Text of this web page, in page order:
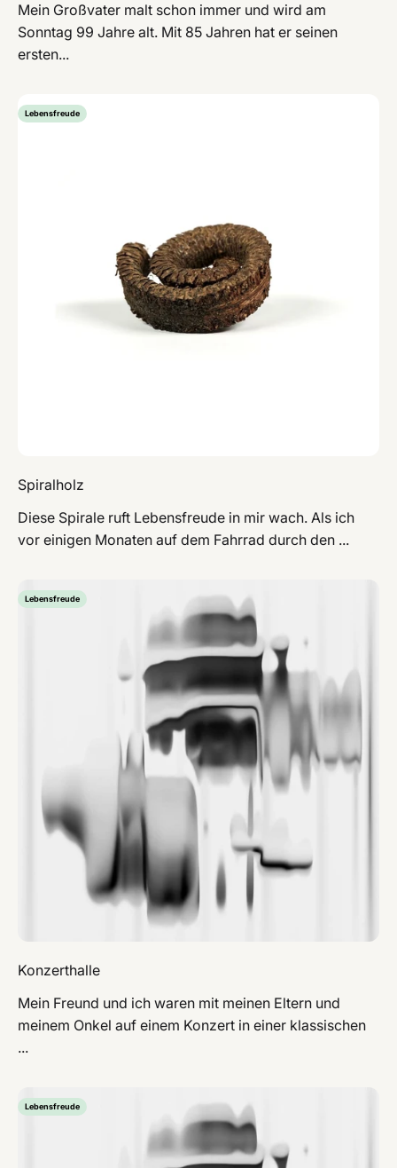
Mein Großvater malt schon immer und wird am
Sonntag 99 Jahre alt. Mit 85 Jahren hat er seinen
ersten...
Lebensfreude
Spiralholz
Diese Spirale ruft Lebensfreude in mir wach. Als ich
vor einigen Monaten auf dem Fahrrad durch den ...
Lebensfreude
Konzerthalle
Mein Freund und ich waren mit meinen Eltern und
meinem Onkel auf einem Konzert in einer klassischen
...
Lebensfreude